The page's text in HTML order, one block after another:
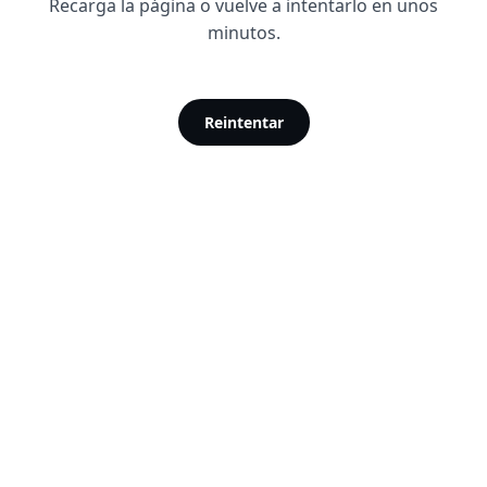
Recarga la página o vuelve a intentarlo en unos
minutos.
Reintentar